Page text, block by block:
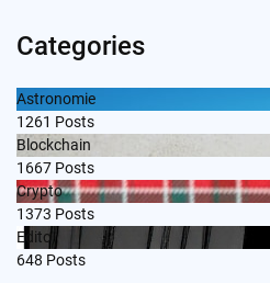
Categories
Astronomie
1261 Posts
Blockchain
1667 Posts
Crypto
1373 Posts
Edito
648 Posts